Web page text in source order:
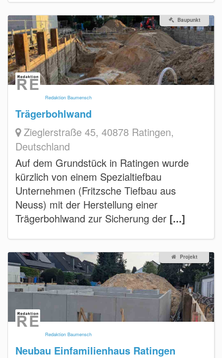
Baupunkt
Redaktion Baumensch
Trägerbohlwand
Zieglerstraße 45, 40878 Ratingen,
Deutschland
Auf dem Grundstück in Ratingen wurde
kürzlich von einem Spezialtiefbau
Unternehmen (Fritzsche Tiefbau aus
Neuss) mit der Herstellung einer
Trägerbohlwand zur Sicherung der [...]
Projekt
Redaktion Baumensch
Neubau Einfamilienhaus Ratingen